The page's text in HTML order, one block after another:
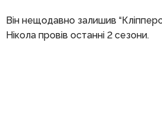
Він нещодавно залишив
Нікола провів останні 2 сезони.